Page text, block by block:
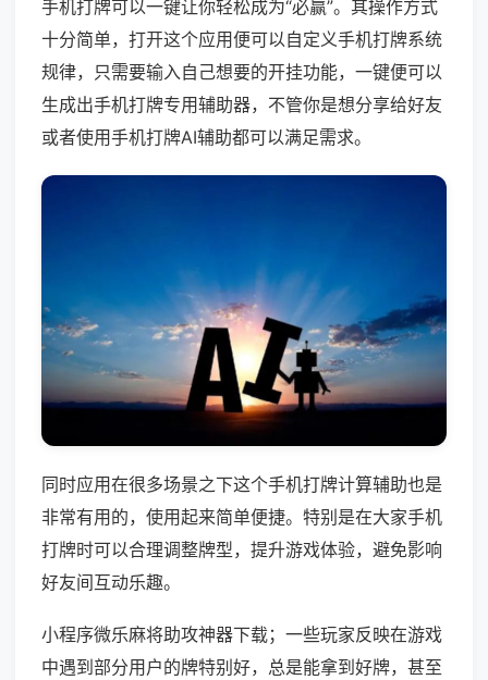
手机打牌可以一键让你轻松成为“必赢”。其操作方式
十分简单，打开这个应用便可以自定义手机打牌系统
规律，只需要输入自己想要的开挂功能，一键便可以
生成出手机打牌专用辅助器，不管你是想分享给好友
或者使用手机打牌AI辅助都可以满足需求。
同时应用在很多场景之下这个手机打牌计算辅助也是
非常有用的，使用起来简单便捷。特别是在大家手机
打牌时可以合理调整牌型，提升游戏体验，避免影响
好友间互动乐趣。
小程序微乐麻将助攻神器下载；一些玩家反映在游戏
中遇到部分用户的牌特别好，总是能拿到好牌，甚至